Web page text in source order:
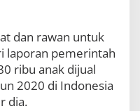
dan rawan untuk
laporan pemerintah
ribu anak dijual
2020 di Indonesia
dia.